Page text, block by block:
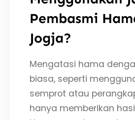
Pembasmi
Jogja?
Mengatasi hama
biasa, seperti
semprot atau
hanya memberikan